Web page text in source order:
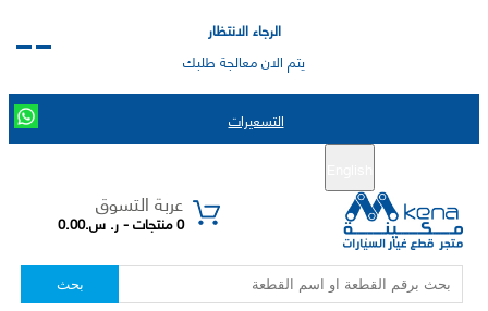
الرجاء الانتظار
يتم الان معالجة طلبك
التسعيرات
عربة التسوق
0 منتجات - ر. س.0.00
بحث